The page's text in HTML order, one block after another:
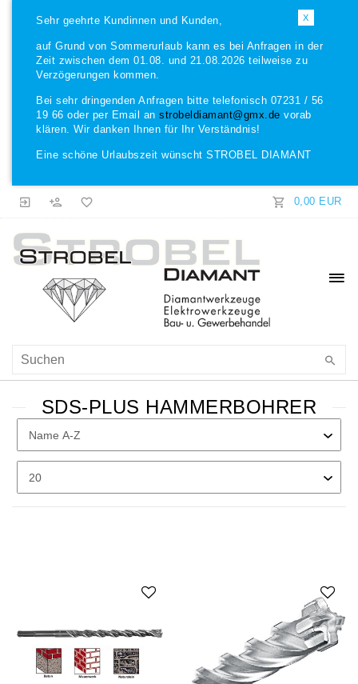
X
Sehr geehrte Kundinnen und Kunden,
auf Grund von Sommerurlaub kann es bei Anfragen in der
Zeit zwischen dem 01.08. und 21.08.2026 teilweise zu
Verzögerungen kommen.
Bei sehr dringenden Anfragen bitte telefonisch 07231 / 56
19 66 oder per Email an strobeldiamant@gmx.de vorab
klären. Wir danken Ihnen für Ihr Verständnis!
Eine schöne Urlaubszeit wünscht STROBEL DIAMANT
0,00 EUR
SDS-PLUS HAMMERBOHRER